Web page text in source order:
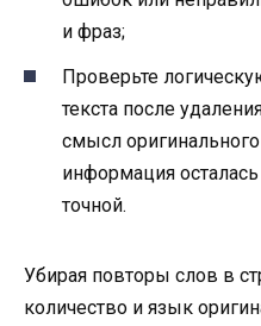
и фраз;
Проверьте
текста после
смысл
информация
точной.
Убирая повторы слов в
количество и язык